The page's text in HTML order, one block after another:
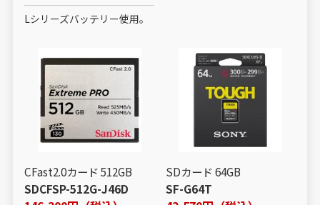
Lシリーズバッテリー使用。
CFast2.0カード 512GB
SDCFSP-512G-J46D
SDカード 64GB
SF-G64T